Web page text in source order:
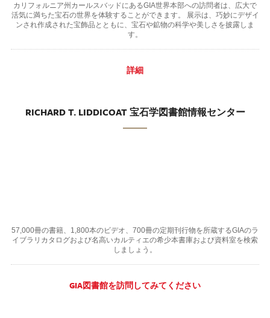
カリフォルニア州カールスバッドにあるGIA世界本部への訪問者は、広大で
活気に満ちた宝石の世界を体験することができます。 展示は、巧妙にデザイ
ンされ作成された宝飾品とともに、宝石や鉱物の科学や美しさを披露しま
す。
詳細
RICHARD T. LIDDICOAT 宝石学図書館情報センター
57,000冊の書籍、1,800本のビデオ、700冊の定期刊行物を所蔵するGIAのラ
イブラリカタログおよび名高いカルティエの希少本書庫および資料室を検索
しましょう。
GIA図書館を訪問してみてください